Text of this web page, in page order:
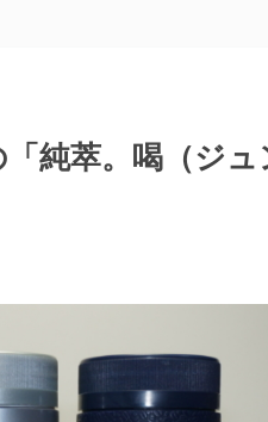
純萃。喝（ジュ